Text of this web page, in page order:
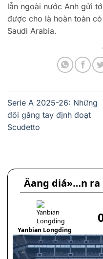
lẫn ngoài nước Anh gửi
được cho là hoàn toàn
Saudi Arabia.
Serie A 2025-26: Những
đôi găng tay định đoạt
Scudetto
Äang diá»…n ra
Yanbian Longding